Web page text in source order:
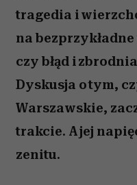
tragedia i
na
czy błąd i
Dyskusja o tym,
Warszawskie,
trakcie. A jej
zenitu.